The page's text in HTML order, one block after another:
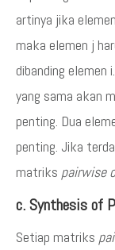
artinya jika
maka elemen j
dibanding elemen
yang sama akan
penting. Dua
penting. Jika
matriks pairwise
c. Synthesis of
Setiap matriks